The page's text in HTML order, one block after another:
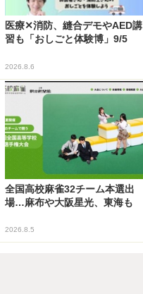
医療✕消防、縫合デモやAED講
習も「おしごと体験博」9/5
2026.8.6
全国高校麻雀32チーム本選出
場…麻布や大阪星光、東海も
2026.8.5